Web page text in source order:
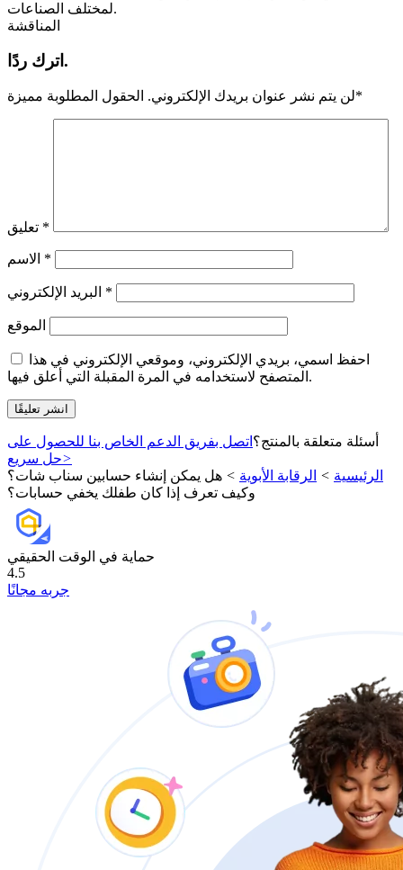
لمختلف الصناعات.
المناقشة
اترك ردًا.
لن يتم نشر عنوان بريدك الإلكتروني. الحقول المطلوبة مميزة *
*
*
*
الموقع
احفظ اسمي، بريدي الإلكتروني، وموقعي الإلكتروني في هذا
المتصفح لاستخدامه في المرة المقبلة التي أعلق فيها.
أسئلة متعلقة بالمنتج؟ اتصل بفريق الدعم الخاص بنا للحصول على
حل سريع>
الرئيسية > الرقابة الأبوية > هل يمكن إنشاء حسابين سناب شات؟
وكيف تعرف إذا كان طفلك يخفي حسابات؟
حماية في الوقت الحقيقي
4.5
جربه مجانًا